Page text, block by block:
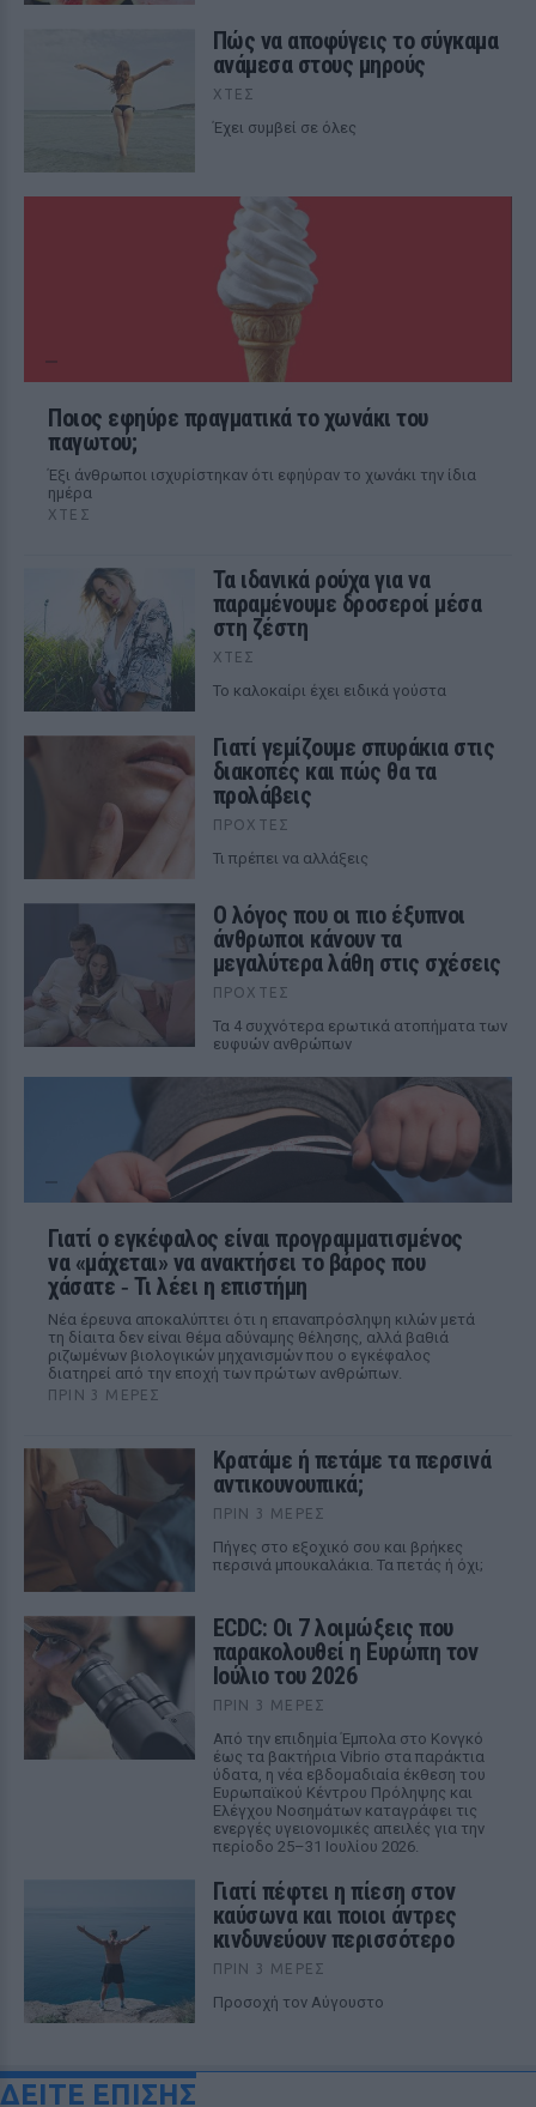
Πώς να αποφύγεις το σύγκαμα
ανάμεσα στους μηρούς
ΧΤΕΣ
Έχει συμβεί σε όλες
Ποιος εφηύρε πραγματικά το χωνάκι του
παγωτού;
Έξι άνθρωποι ισχυρίστηκαν ότι εφηύραν το χωνάκι την ίδια
ημέρα
ΧΤΕΣ
Τα ιδανικά ρούχα για να
παραμένουμε δροσεροί μέσα
στη ζέστη
ΧΤΕΣ
To καλοκαίρι έχει ειδικά γούστα
Γιατί γεμίζουμε σπυράκια στις
διακοπές και πώς θα τα
προλάβεις
ΠΡΟΧΤΈΣ
Τι πρέπει να αλλάξεις
Ο λόγος που οι πιο έξυπνοι
άνθρωποι κάνουν τα
μεγαλύτερα λάθη στις σχέσεις
ΠΡΟΧΤΈΣ
Τα 4 συχνότερα ερωτικά ατοπήματα των
ευφυών ανθρώπων
Γιατί ο εγκέφαλος είναι προγραμματισμένος
να «μάχεται» να ανακτήσει το βάρος που
χάσατε ‑ Τι λέει η επιστήμη
Νέα έρευνα αποκαλύπτει ότι η επαναπρόσληψη κιλών μετά
τη δίαιτα δεν είναι θέμα αδύναμης θέλησης, αλλά βαθιά
ριζωμένων βιολογικών μηχανισμών που ο εγκέφαλος
διατηρεί από την εποχή των πρώτων ανθρώπων.
ΠΡΙΝ 3 ΜΈΡΕΣ
Κρατάμε ή πετάμε τα περσινά
αντικουνουπικά;
ΠΡΙΝ 3 ΜΈΡΕΣ
Πήγες στο εξοχικό σου και βρήκες
περσινά μπουκαλάκια. Τα πετάς ή όχι;
ECDC: Οι 7 λοιμώξεις που
παρακολουθεί η Ευρώπη τον
Ιούλιο του 2026
ΠΡΙΝ 3 ΜΈΡΕΣ
Από την επιδημία Έμπολα στο Κονγκό
έως τα βακτήρια Vibrio στα παράκτια
ύδατα, η νέα εβδομαδιαία έκθεση του
Ευρωπαϊκού Κέντρου Πρόληψης και
Ελέγχου Νοσημάτων καταγράφει τις
ενεργές υγειονομικές απειλές για την
περίοδο 25–31 Ιουλίου 2026.
Γιατί πέφτει η πίεση στον
καύσωνα και ποιοι άντρες
κινδυνεύουν περισσότερο
ΠΡΙΝ 3 ΜΈΡΕΣ
Προσοχή τον Αύγουστο
ΔΕΙΤΕ ΕΠΙΣΗΣ